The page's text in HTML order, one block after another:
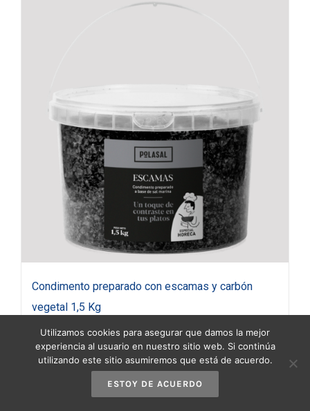
Condimento preparado con escamas y carbón
vegetal 1,5 Kg
25,95
(IVA incluido)
Utilizamos cookies para asegurar que damos la mejor
experiencia al usuario en nuestro sitio web. Si continúa
utilizando este sitio asumiremos que está de acuerdo.
ESTOY DE ACUERDO